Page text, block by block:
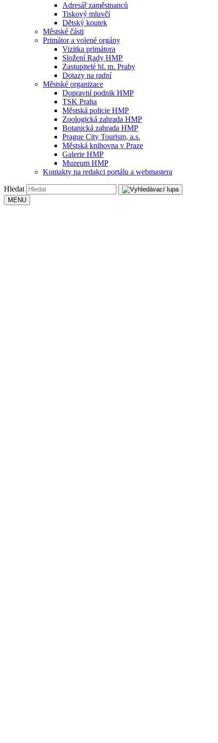
Adresář zaměstnanců
Tiskový mluvčí
Dětský koutek
Městské části
Primátor a volené orgány
Vizitka primátora
Složení Rady HMP
Zastupitelé hl. m. Prahy
Dotazy na radní
Městské organizace
Dopravní podnik HMP
TSK Praha
Městská policie HMP
Zoologická zahrada HMP
Botanická zahrada HMP
Prague City Tourism, a.s.
Městská knihovna v Praze
Galerie HMP
Muzeum HMP
Kontakty na redakci portálu a webmastera
Hledat
MENU